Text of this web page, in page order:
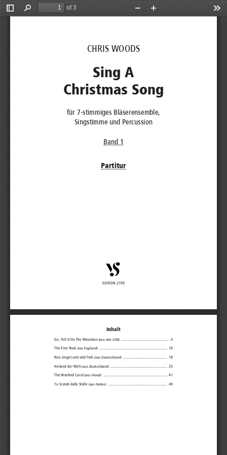
Toggle
Find
of 3
Zoom
CHRIS WOODS
Sing A
Christmas Song
für 7-stimmiges Bläserensemble,
Singstimme und Percussion
Band 1
Partitur
EDITION 2709
Inhalt
Go, Tell It On The Mountain (aus den USA)
  ................................................  4
The First Noel (aus England)
  ....................................................................  10
Nun singet und seid froh (aus Deutschland)
  ............................................  18
Heiland der Welt (aus Deutschland)
  .........................................................  25
The Wexford Carol (aus Irland)
  ................................................................  41
Tu Scendi dalle Stelle (aus Italien)
  ...........................................................  49